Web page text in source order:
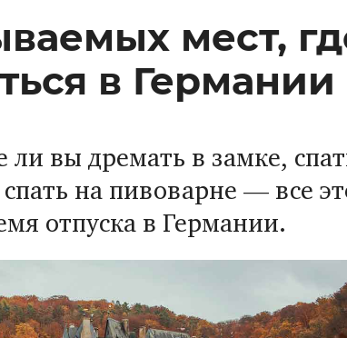
мест,
в Германии
ли вы дремать в замке,
на пивоварне — все
отпуска в Германии.